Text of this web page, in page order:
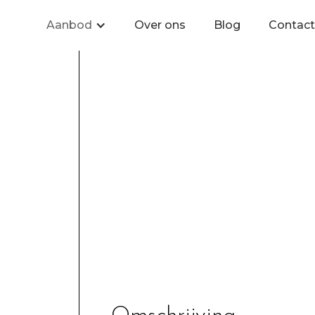
Aanbod Over ons Blog Contact